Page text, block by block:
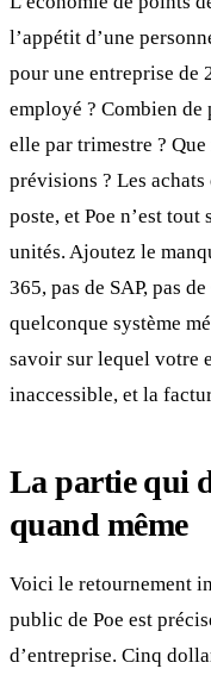
l’appétit d’une
pour une entreprise de
employé ? Combien
elle par trimestre ?
prévisions ? Les
poste, et Poe n’est
unités. Ajoutez le
365, pas de SAP, pas
quelconque système
savoir sur lequel votre
inaccessible, et la
La partie qui
quand même
Voici le retournement
public de Poe est
d’entreprise. Cinq